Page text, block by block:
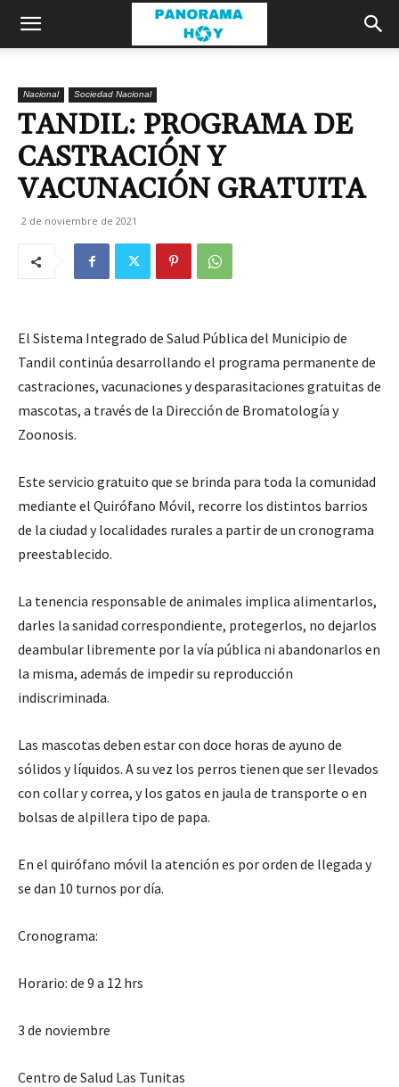
Nacional Sociedad Nacional
TANDIL: PROGRAMA DE
CASTRACIÓN Y
VACUNACIÓN GRATUITA
2 de noviembre de 2021
El Sistema Integrado de Salud Pública del Municipio de
Tandil continúa desarrollando el programa permanente de
castraciones, vacunaciones y desparasitaciones gratuitas de
mascotas, a través de la Dirección de Bromatología y
Zoonosis.
Este servicio gratuito que se brinda para toda la comunidad
mediante el Quirófano Móvil, recorre los distintos barrios
de la ciudad y localidades rurales a partir de un cronograma
preestablecido.
La tenencia responsable de animales implica alimentarlos,
darles la sanidad correspondiente, protegerlos, no dejarlos
deambular libremente por la vía pública ni abandonarlos en
la misma, además de impedir su reproducción
indiscriminada.
Las mascotas deben estar con doce horas de ayuno de
sólidos y líquidos. A su vez los perros tienen que ser llevados
con collar y correa, y los gatos en jaula de transporte o en
bolsas de alpillera tipo de papa.
En el quirófano móvil la atención es por orden de llegada y
se dan 10 turnos por día.
Cronograma:
Horario: de 9 a 12 hrs
3 de noviembre
Centro de Salud Las Tunitas